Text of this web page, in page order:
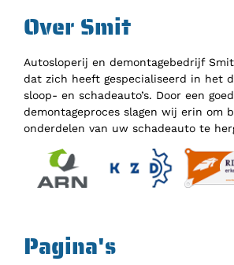
Over Smit
Autosloperij en demontagebedrijf
dat zich heeft gespecialiseerd in het
sloop- en schadeauto’s. Door een
demontageproces slagen wij erin om
onderdelen van uw schadeauto te
Pagina's